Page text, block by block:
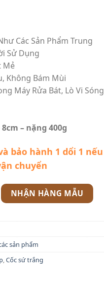
Các Sản Phẩm Trung
Sử Dụng
Mẻ
Không Bám Mùi
Máy Rửa Bát, Lò Vi Sóng
– nặng 400g
bảo hành 1 dổi 1 nếu
chuyển
NHẬN HÀNG MẪU
sản phẩm
,Cốc sứ trắng